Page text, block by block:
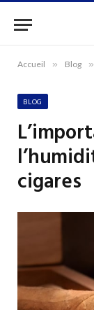
Accueil » Blog »
BLOG
cigares